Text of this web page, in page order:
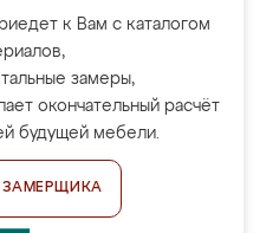
к Вам с каталогом
замеры,
окончательный расчёт
будущей мебели.
ЗАМЕРЩИКА